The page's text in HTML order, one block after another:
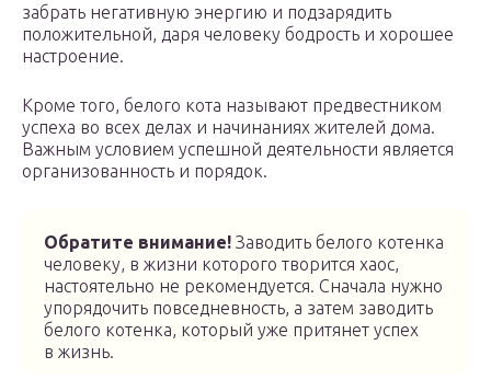
забрать негативную энергию и подзарядить
положительной, даря человеку бодрость и хорошее
настроение.
Кроме того, белого кота называют предвестником
успеха во всех делах и начинаниях жителей дома.
Важным условием успешной деятельности является
организованность и порядок.
Обратите внимание! Заводить белого котенка
человеку, в жизни которого творится хаос,
настоятельно не рекомендуется. Сначала нужно
упорядочить повседневность, а затем заводить
белого котенка, который уже притянет успех
в жизнь.